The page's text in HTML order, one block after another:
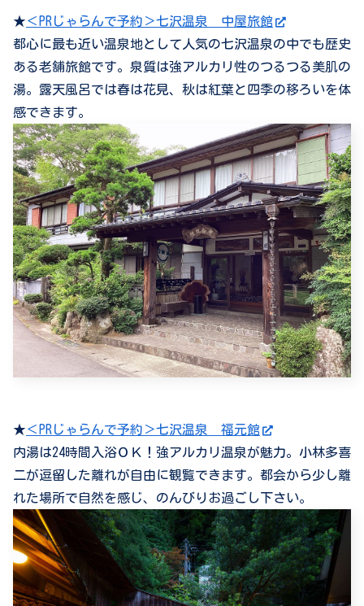
★＜PRじゃらんで予約＞七沢温泉 中屋旅館
都心に最も近い温泉地として人気の七沢温泉の中でも歴史
ある老舗旅館です。泉質は強アルカリ性のつるつる美肌の
湯。露天風呂では春は花見、秋は紅葉と四季の移ろいを体
感できます。
★＜PRじゃらんで予約＞七沢温泉 福元館
内湯は24時間入浴ＯＫ！強アルカリ温泉が魅力。小林多喜
二が逗留した離れが自由に観覧できます。都会から少し離
れた場所で自然を感じ、のんびりお過ごし下さい。